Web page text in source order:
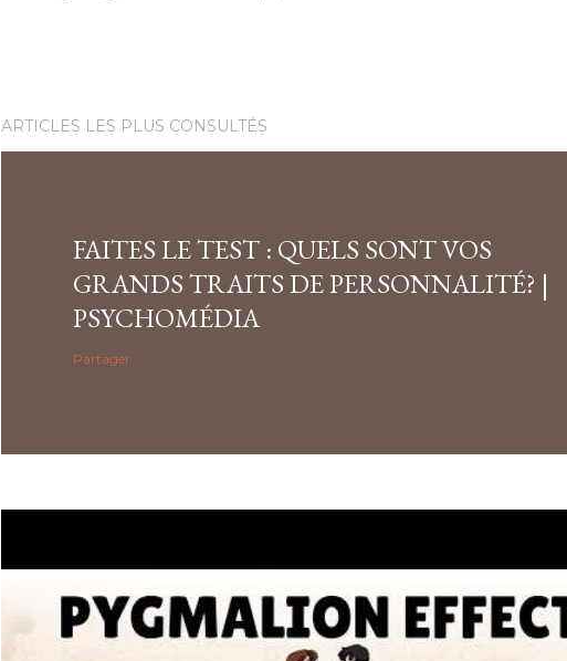
ARTICLES LES PLUS CONSULTÉS
FAITES LE TEST : QUELS SONT VOS
GRANDS TRAITS DE PERSONNALITÉ? |
PSYCHOMÉDIA
Partager